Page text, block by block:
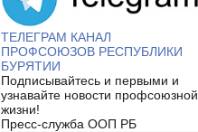
ТЕЛЕГРАМ КАНАЛ
ПРОФСОЮЗОВ РЕСПУБЛИКИ
БУРЯТИИ
Подписывайтесь и первыми и
узнавайте новости профсоюзной
жизни!
Пресс-служба ООП РБ